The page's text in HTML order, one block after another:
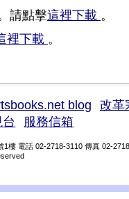
請點擊這裡下載 。
裡下載 。
blog
改革
服務信箱
樓 電話 02-2718-3110 傳真 02-